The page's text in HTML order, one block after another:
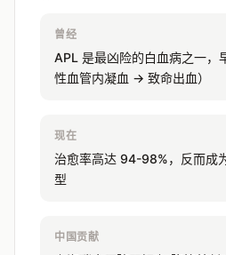
曾经
APL 是最凶险的白血病之一，
性血管内凝血 → 致命出血）
现在
治愈率高达 94-98%，反而成
型
中国贡献